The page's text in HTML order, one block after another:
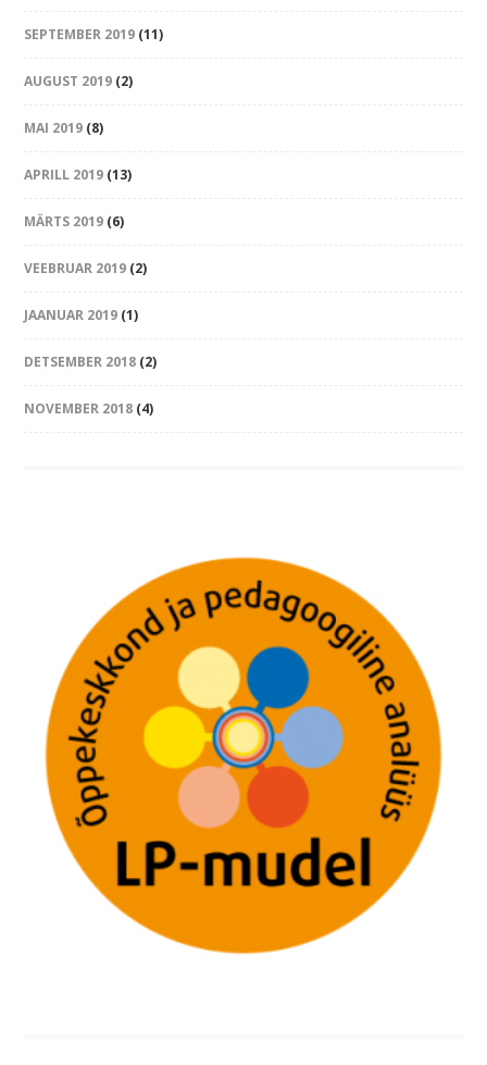
SEPTEMBER 2019 (11)
AUGUST 2019 (2)
MAI 2019 (8)
APRILL 2019 (13)
MÄRTS 2019 (6)
VEEBRUAR 2019 (2)
JAANUAR 2019 (1)
DETSEMBER 2018 (2)
NOVEMBER 2018 (4)